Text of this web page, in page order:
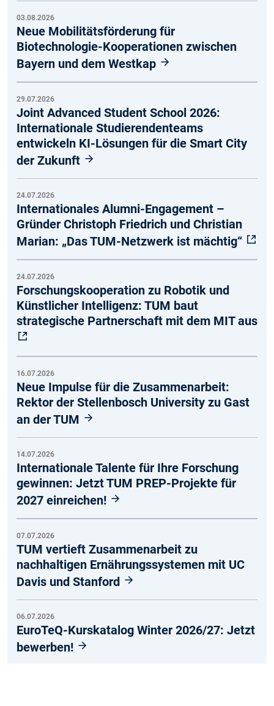
03.08.2026
Neue Mobilitätsförderung für
Biotechnologie-Kooperationen zwischen
Bayern und dem Westkap
29.07.2026
Joint Advanced Student School 2026:
Internationale Studierendenteams
entwickeln KI-Lösungen für die Smart City
der Zukunft
24.07.2026
Internationales Alumni-Engagement –
Gründer Christoph Friedrich und Christian
Marian: „Das TUM-Netzwerk ist mächtig“
24.07.2026
Forschungskooperation zu Robotik und
Künstlicher Intelligenz: TUM baut
strategische Partnerschaft mit dem MIT aus
16.07.2026
Neue Impulse für die Zusammenarbeit:
Rektor der Stellenbosch University zu Gast
an der TUM
14.07.2026
Internationale Talente für Ihre Forschung
gewinnen: Jetzt TUM PREP-Projekte für
2027 einreichen!
07.07.2026
TUM vertieft Zusammenarbeit zu
nachhaltigen Ernährungssystemen mit UC
Davis und Stanford
06.07.2026
EuroTeQ-Kurskatalog Winter 2026/27: Jetzt
bewerben!